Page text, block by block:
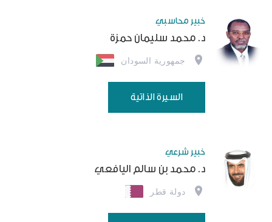
خبير محاسبي
د. محمد سليمان حمزة
جمهورية السودان
السيرة الذاتية
خبير شرعي
د. محمد بن سالم اليافعي
دولة قطر